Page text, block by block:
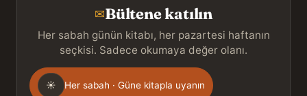
✉Bültene katılın
Her sabah günün kitabı, her pazartesi haftanın
seçkisi. Sadece okumaya değer olanı.
Gönderim
☀ Her sabah · Güne kitapla uyanın